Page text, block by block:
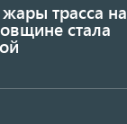
трасса на
стала